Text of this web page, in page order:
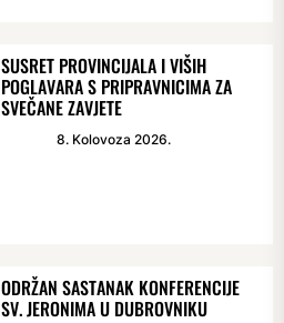
SUSRET PROVINCIJALA I VIŠIH
POGLAVARA S PRIPRAVNICIMA ZA
SVEČANE ZAVJETE
8. Kolovoza 2026.
ODRŽAN SASTANAK KONFERENCIJE
SV. JERONIMA U DUBROVNIKU